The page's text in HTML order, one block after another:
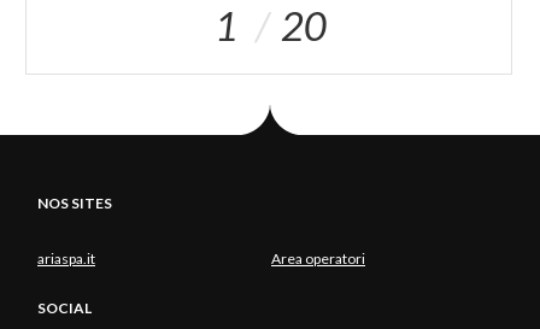
1 20
NOS SITES
ariaspa.it Area operatori
SOCIAL